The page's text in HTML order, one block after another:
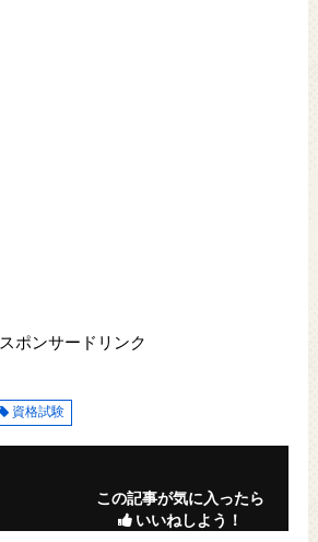
スポンサードリンク
資格試験
この記事が気に入ったら
いいねしよう！